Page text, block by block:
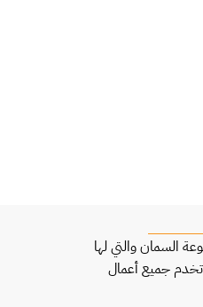
السمان والتي لها
تخدم جميع أعمال